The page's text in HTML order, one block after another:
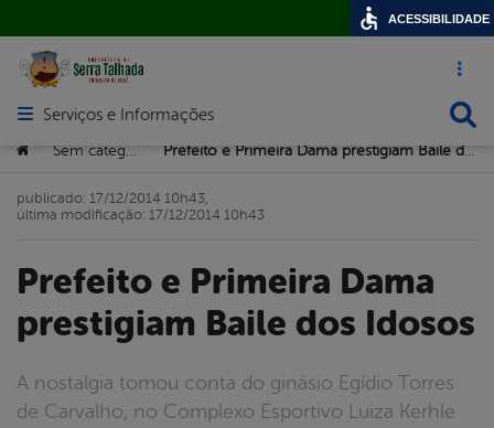
Acesso
Abrir menu principal de navegação
Serviços e Informações
Você está aqui:
> > Prefeito e Primeira Dama prestigiam Baile dos Idosos
Prefeito e Primeira Dama
prestigiam Baile dos Idosos
A nostalgia tomou conta do ginásio Egídio Torres
de Carvalho, no Complexo Esportivo Luiza Kerhle
publicado: 17/12/2014 10h43,
última modificação: 17/12/2014 10h43
ACESSIBILIDADE